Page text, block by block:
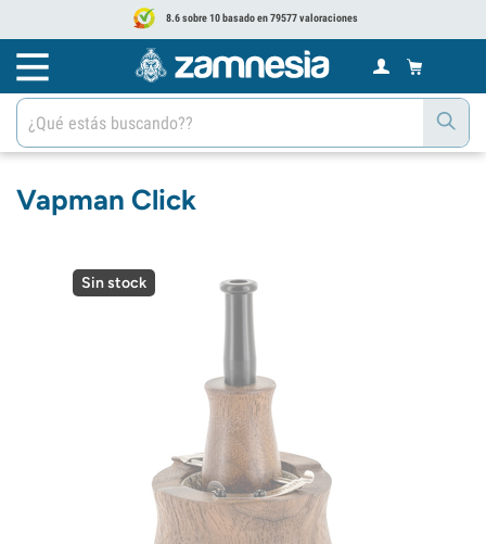
8.6 sobre 10 basado en 79577 valoraciones
Vapman Click
Sin stock